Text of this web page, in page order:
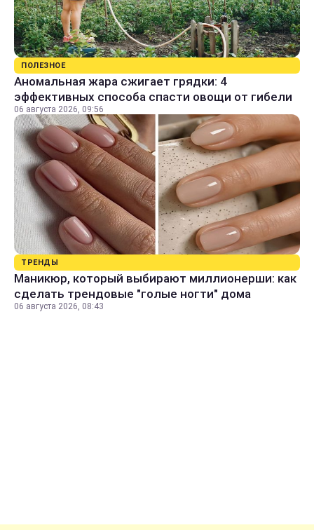
ПОЛЕЗНОЕ
Аномальная жара сжигает грядки: 4
эффективных способа спасти овощи от гибели
06 августа 2026, 09:56
ТРЕНДЫ
Маникюр, который выбирают миллионерши: как
сделать трендовые "голые ногти" дома
06 августа 2026, 08:43